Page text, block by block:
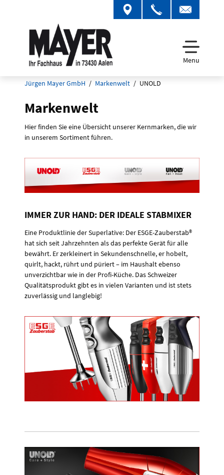
Menu
Jürgen Mayer GmbH Markenwelt UNOLD
Markenwelt
Hier finden Sie eine Übersicht unserer Kernmarken, die wir
in unserem Sortiment führen.
IMMER ZUR HAND: DER IDEALE STABMIXER
Eine Produktlinie der Superlative: Der ESGE-Zauberstab®
hat sich seit Jahrzehnten als das perfekte Gerät für alle
bewährt. Er zerkleinert in Sekundenschnelle, er hobelt,
quirlt, hackt, rührt und püriert – im Haushalt ebenso
unverzichtbar wie in der Profi-Küche. Das Schweizer
Qualitätsprodukt gibt es in vielen Varianten und ist stets
zuverlässig und langlebig!